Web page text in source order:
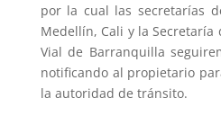
por la cual las secretarías
Medellín, Cali y la Secretaría
Vial de Barranquilla
notificando al propietario
la autoridad de tránsito.